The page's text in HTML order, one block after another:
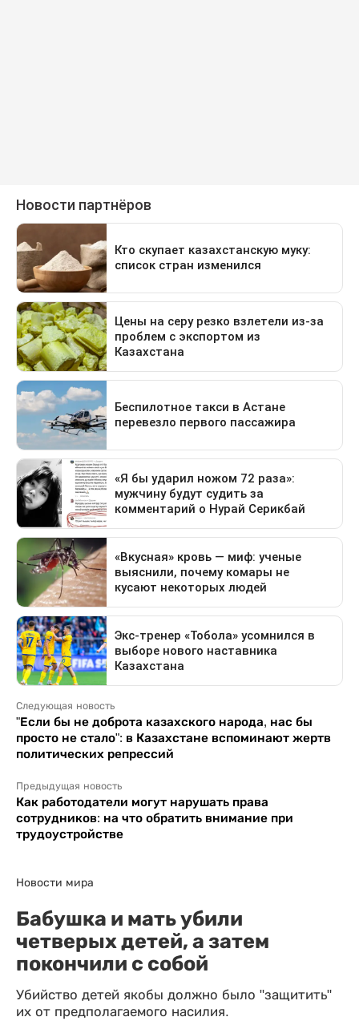
Следующая новость
"Если бы не доброта казахского народа, нас бы
просто не стало": в Казахстане вспоминают жертв
политических репрессий
Предыдущая новость
Как работодатели могут нарушать права
сотрудников: на что обратить внимание при
трудоустройстве
Новости мира
Бабушка и мать убили
четверых детей, а затем
покончили с собой
Убийство детей якобы должно было "защитить"
их от предполагаемого насилия.